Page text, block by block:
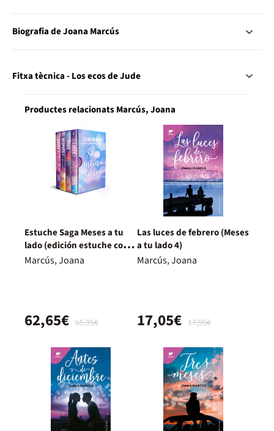
Biografia de Joana Marcús
Fitxa tècnica - Los ecos de Jude
Productes relacionats Marcús, Joana
Estuche Saga Meses a tu
lado (edición estuche con
las 4 novelas)
Marcús, Joana
65,95€
62,65€
Las luces de febrero (Meses
a tu lado 4)
Marcús, Joana
17,95€
17,05€